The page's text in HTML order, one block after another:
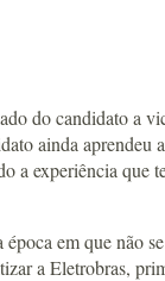
do candidato a
ainda aprendeu
a experiência que
em que não
a Eletrobras,